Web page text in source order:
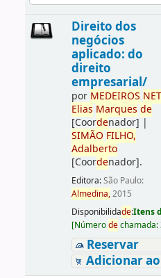
Direito dos
negócios
aplicado: do
direito
empresarial/
por MEDEIROS
Elias Marques de
[Coordenador] |
SIMÃO FILHO,
Adalberto
[Coordenador].
Editora:São Paulo:
Almedina,2015
Disponibilidade:Itens
[Númerodechamada:
Reservar
Adicionar